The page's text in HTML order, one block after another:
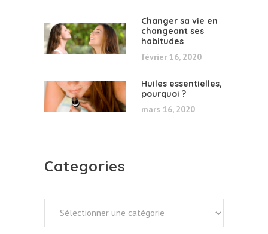
Changer sa vie en
changeant ses
habitudes
février 16, 2020
Huiles essentielles,
pourquoi ?
mars 16, 2020
Categories
Categories